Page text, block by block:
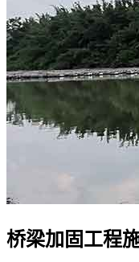
桥梁加固工程